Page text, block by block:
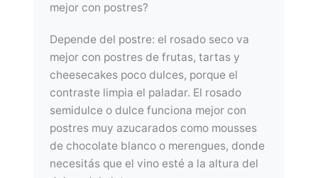
mejor con postres?
Depende del postre: el rosado seco va
mejor con postres de frutas, tartas y
cheesecakes poco dulces, porque el
contraste limpia el paladar. El rosado
semidulce o dulce funciona mejor con
postres muy azucarados como mousses
de chocolate blanco o merengues, donde
necesitás que el vino esté a la altura del